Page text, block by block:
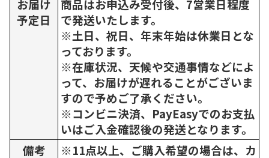
お届け
予定日
商品はお申込み受付後、7営業日程度
で発送いたします。
※土日、祝日、年末年始は休業日とな
っております。
※在庫状況、天候や交通事情などによ
って、お届けが遅れることがございま
すので予めご了承ください。
※コンビニ決済、PayEasyでのお支払
いはご入金確認後の発送となります。
備考
※11点以上、ご購入希望の場合は、カ